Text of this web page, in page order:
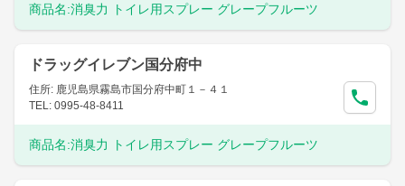
商品名:消臭力 トイレ用スプレー グレープフルーツ
ドラッグイレブン国分府中
住所: 鹿児島県霧島市国分府中町１－４１
TEL: 0995-48-8411
商品名:消臭力 トイレ用スプレー グレープフルーツ